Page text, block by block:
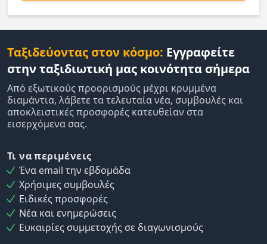
Ταξιδεύοντας στον κόσμο: Εγγραφείτε
στην ταξιδιωτική μας κοινότητα σήμερα
Από εξωτικούς προορισμούς μέχρι κρυμμένα
διαμάντια, λάβετε τα τελευταία νέα, συμβουλές και
αποκλειστικές προσφορές κατευθείαν στα
εισερχόμενα σας.
Τι να περιμένεις
Ένα email την εβδομάδα
Χρήσιμες συμβουλές
Ειδικές προσφορές
Νέα και ενημερώσεις
Ευκαιρίες συμμετοχής σε διαγωνισμούς